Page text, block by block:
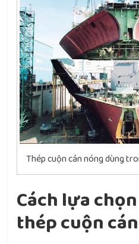
Thép cuộn cán nóng dùng
Cách lựa
thép cuộn